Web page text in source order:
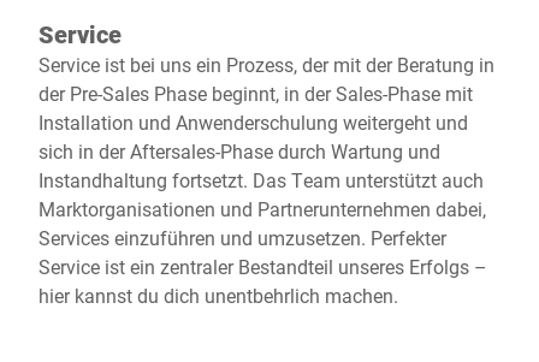
Service
Service ist bei uns ein Prozess, der mit der Beratung in
der Pre-Sales Phase beginnt, in der Sales-Phase mit
Installation und Anwenderschulung weitergeht und
sich in der Aftersales-Phase durch Wartung und
Instandhaltung fortsetzt. Das Team unterstützt auch
Marktorganisationen und Partnerunternehmen dabei,
Services einzuführen und umzusetzen. Perfekter
Service ist ein zentraler Bestandteil unseres Erfolgs –
hier kannst du dich unentbehrlich machen.